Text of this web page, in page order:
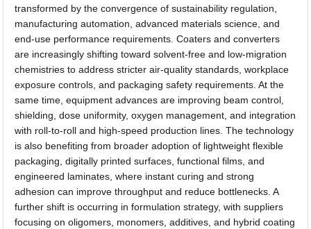
transformed by the convergence of sustainability regulation,
manufacturing automation, advanced materials science, and
end-use performance requirements. Coaters and converters
are increasingly shifting toward solvent-free and low-migration
chemistries to address stricter air-quality standards, workplace
exposure controls, and packaging safety requirements. At the
same time, equipment advances are improving beam control,
shielding, dose uniformity, oxygen management, and integration
with roll-to-roll and high-speed production lines. The technology
is also benefiting from broader adoption of lightweight flexible
packaging, digitally printed surfaces, functional films, and
engineered laminates, where instant curing and strong
adhesion can improve throughput and reduce bottlenecks. A
further shift is occurring in formulation strategy, with suppliers
focusing on oligomers, monomers, additives, and hybrid coating